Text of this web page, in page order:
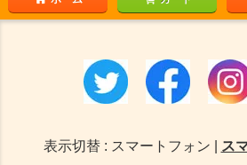
表示切替 : スマートフォン | ス